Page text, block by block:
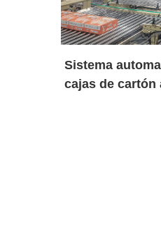
Sistema
cajas de cartón